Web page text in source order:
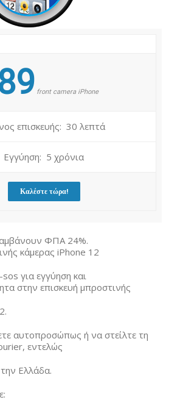
front camera iPhone
επισκευής: 30 λεπτά
Εγγύηση: 5 χρόνια
Καλέστε τώρα!
ΦΠΑ 24%.
κάμερας iPhone 12
για εγγύηση και
στην επισκευή μπροστινής
αυτοπροσώπως ή να στείλτε τη
εντελώς
Ελλάδα.